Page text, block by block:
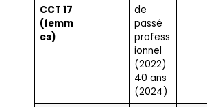
CCT 17
(femm
es)
de
passé
profess
ionnel
(2022)
40 ans
(2024)